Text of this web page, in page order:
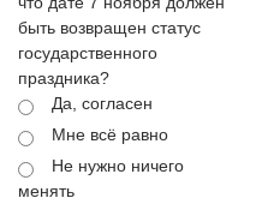
быть возвращен статус
государственного
праздника?
Да, согласен
Мне всё равно
Не нужно ничего
менять